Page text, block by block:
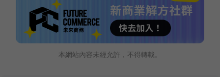
本網站內容未經允許，不得轉載。